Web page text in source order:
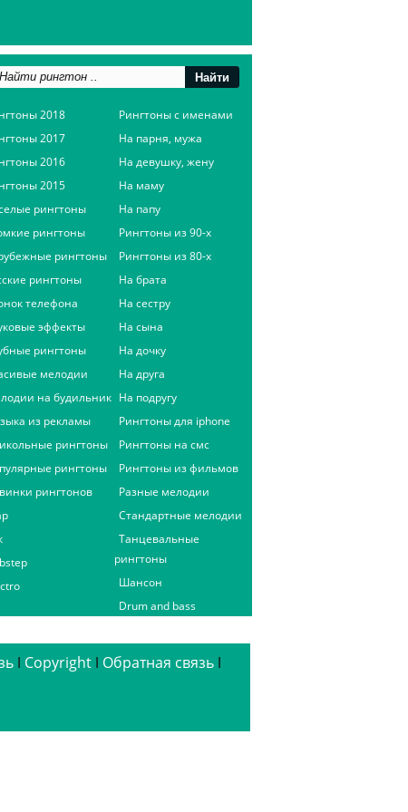
2018
2017
2016
2015
рингтоны
рингтоны
рингтоны
рингтоны
телефона
эффекты
рингтоны
мелодии
на будильник
из рекламы
рингтоны
рингтоны
рингтонов
Рингтоны с именами
На парня, мужа
На девушку, жену
На маму
На папу
Рингтоны из 90-х
Рингтоны из 80-х
На брата
На сестру
На сына
На дочку
На друга
На подругу
Рингтоны для iphone
Рингтоны на смс
Рингтоны из фильмов
Разные мелодии
Стандартные мелодии
Танцевальные
рингтоны
Шансон
Drum and bass
ǀ Copyright ǀ Обратная связь ǀ